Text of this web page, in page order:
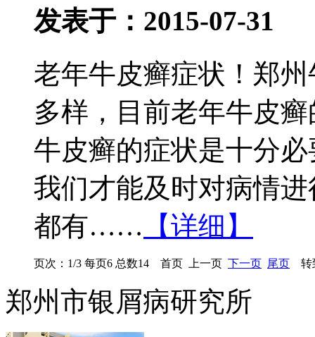
发表于：2015-07-31
老年牛皮癣症状！郑
多样，目前老年牛皮
牛皮癣的症状是十分
我们才能及时对病情
都有…… 【详细】
页次：1/3 每页6 总数14 首页 上一页 下一页 尾页 转
郑州市银屑病研究所